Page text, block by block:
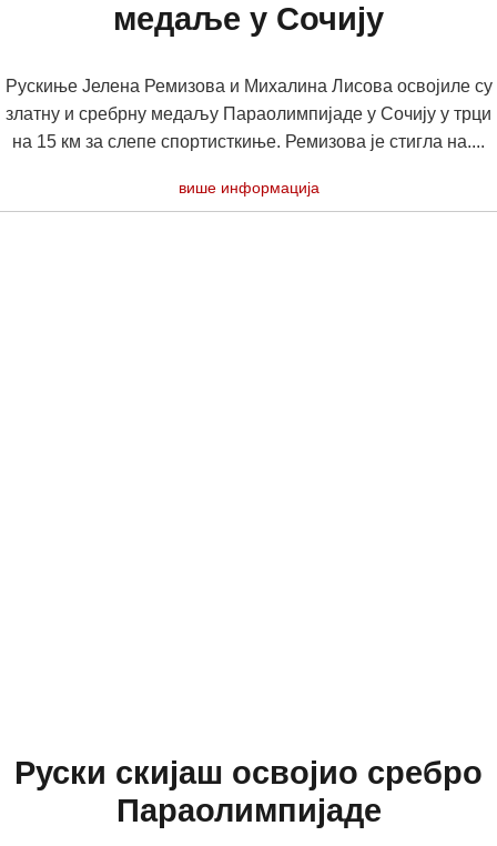
медаље у Сочију
Рускиње Јелена Ремизова и Михалина Лисова освојиле су
златну и сребрну медаљу Параолимпијаде у Сочију у трци
на 15 км за слепе спортисткиње. Ремизова је стигла на....
више информација
Руски скијаш освојио сребро
Параолимпијаде